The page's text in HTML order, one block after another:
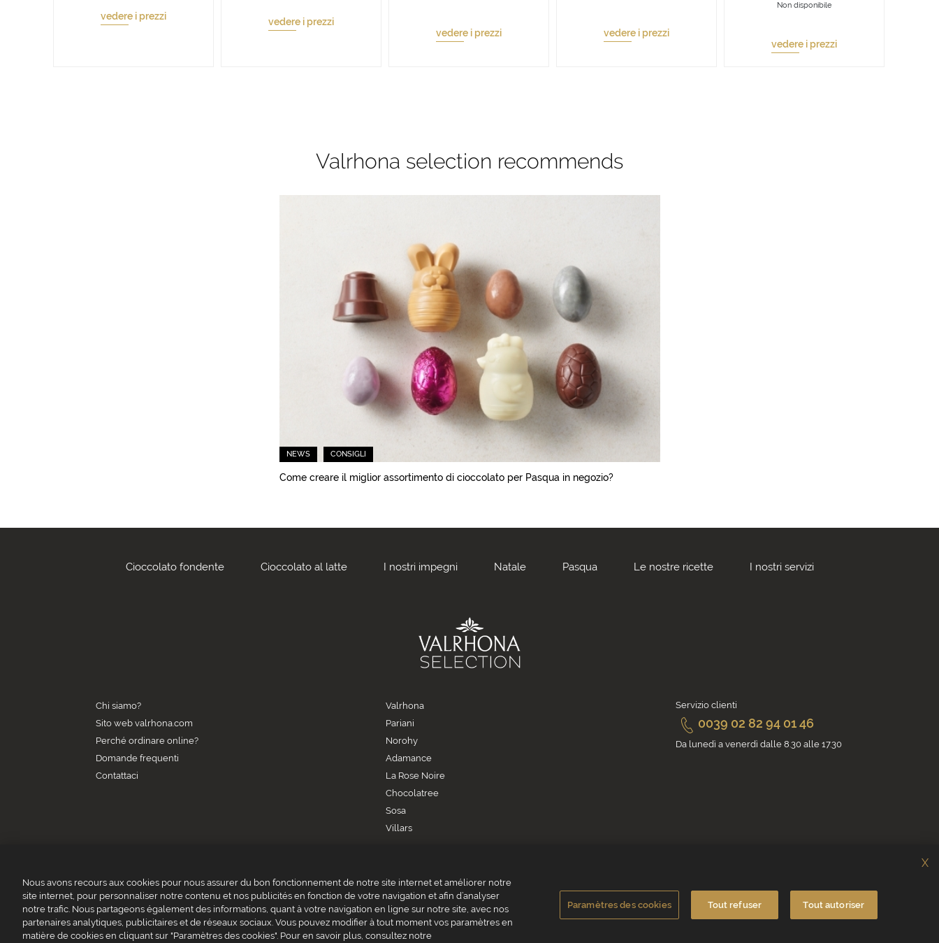
vedere i prezzi vedere i prezzi
vedere i prezzi vedere i prezzi
Non disponibile
vedere i prezzi
Valrhona selection recommends
NEWS CONSIGLI
Come creare il miglior assortimento di cioccolato per Pasqua in negozio?
Cioccolato fondente Cioccolato al latte I nostri impegni Natale Pasqua Le nostre ricette I nostri servizi
Chi siamo?
Sito web valrhona.com
Perché ordinare online?
Domande frequenti
Contattaci
Valrhona
Pariani
Norohy
Adamance
La Rose Noire
Chocolatree
Sosa
Villars
Servizio clienti
0039 02 82 94 01 46
Da lunedì a venerdì dalle 8.30 alle 17.30
VALRHONA SAS - 12 Avenue PRESIDENT ROOSEVELT 26600 TAIN L'HERMITAGE, Francia
Condizioni generali di vendita Informativa Cookies Informativa sulla privacy
Nous avons recours aux cookies pour nous assurer du bon fonctionnement de notre site internet et améliorer notre
site internet, pour personnaliser notre contenu et nos publicités en fonction de votre navigation et afin d’analyser
notre trafic. Nous partageons également des informations, quant à votre navigation en ligne sur notre site, avec nos
partenaires analytiques, publicitaires et de réseaux sociaux. Vous pouvez modifier à tout moment vos paramètres en
matière de cookies en cliquant sur "Paramètres des cookies". Pour en savoir plus, consultez notre
Paramètres des cookies Tout refuser Tout autoriser
X